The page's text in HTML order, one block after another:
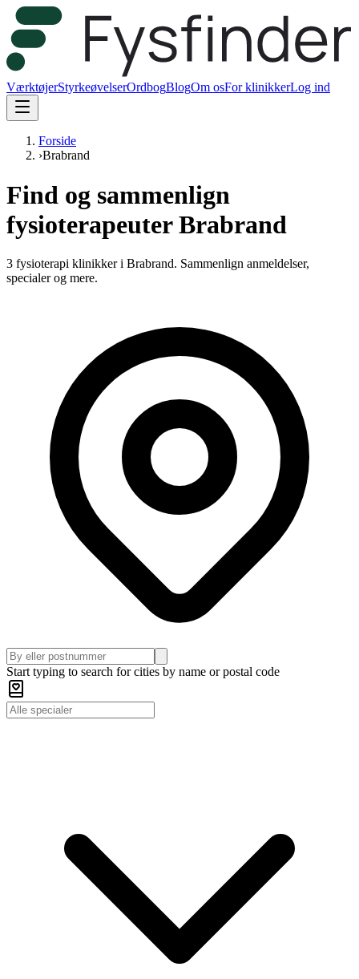
VærktøjerStyrkeøvelserOrdbogBlogOm osFor klinikkerLog ind
Forside
›Brabrand
Find og sammenlign
fysioterapeuter Brabrand
3 fysioterapi klinikker i Brabrand. Sammenlign anmeldelser,
specialer og mere.
Start typing to search for cities by name or postal code